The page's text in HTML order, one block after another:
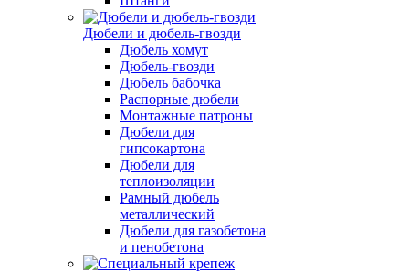
Дюбели и дюбель-гвозди
Дюбель хомут
Дюбель-гвозди
Дюбель бабочка
Распорные дюбели
Монтажные патроны
Дюбели для
гипсокартона
Дюбели для
теплоизоляции
Рамный дюбель
металлический
Дюбели для газобетона
и пенобетона